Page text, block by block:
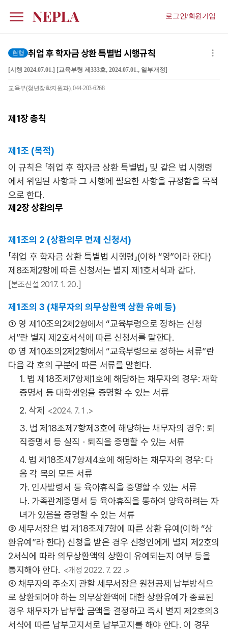
로그인/회원가입
현행 취업 후 학자금 상환 특별법 시행규칙
[시행 2024.07.01.] [교육부령 제333호, 2024.07.01., 일부개정]
교육부(청년장학지원과), 044-203-6268
제1장총칙
제1조 (목적)
이 규칙은 「취업 후 학자금 상환 특별법」 및 같은 법 시행령
에서 위임된 사항과 그 시행에 필요한 사항을 규정함을 목적
으로 한다.
제2장 상환의무
제1조의 2 (상환의무 면제 신청서)
「취업 후 학자금 상환 특별법 시행령」(이하 “영”이라 한다)
제8조제2항에 따른 신청서는 별지 제1호서식과 같다.
[본조신설 2017. 1. 20.]
제1조의 3 (채무자의 의무상환액 상환 유예 등)
① 영 제10조의2제2항에서 “교육부령으로 정하는 신청
서”란 별지 제2호서식에 따른 신청서를 말한다.
② 영 제10조의2제2항에서 “교육부령으로 정하는 서류”란
다음 각 호의 구분에 따른 서류를 말한다.
1. 법 제18조제7항제1호에 해당하는 채무자의 경우: 재학
증명서 등 대학생임을 증명할 수 있는 서류
2. 삭제
<2024. 7. 1 .>
3. 법 제18조제7항제3호에 해당하는 채무자의 경우: 퇴
직증명서 등 실직ㆍ퇴직을 증명할 수 있는 서류
4. 법 제18조제7항제4호에 해당하는 채무자의 경우: 다
음 각 목의 모든 서류
가. 인사발령서 등 육아휴직을 증명할 수 있는 서류
나. 가족관계증명서 등 육아휴직을 통하여 양육하려는 자
녀가 있음을 증명할 수 있는 서류
③ 세무서장은 법 제18조제7항에 따른 상환 유예(이하 “상
환유예”라 한다) 신청을 받은 경우 신청인에게 별지 제2호의
2서식에 따라 의무상환액의 상환이 유예되는지 여부 등을
통지해야 한다. <개정 2022. 7. 22 .>
④ 채무자의 주소지 관할 세무서장은 원천공제 납부방식으
로 상환되어야 하는 의무상환액에 대한 상환유예가 종료된
경우 채무자가 납부할 금액을 결정하고 즉시 별지 제2호의3
서식에 따른 납부고지서로 납부고지를 해야 한다. 이 경우